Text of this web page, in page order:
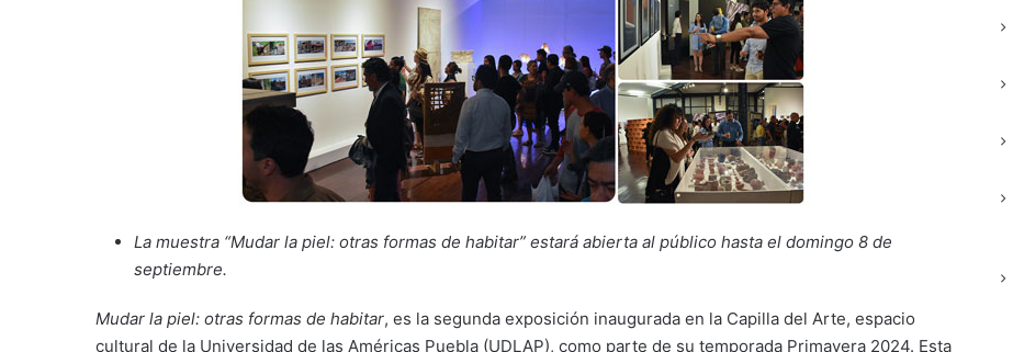
La muestra “Mudar la piel: otras formas de habitar” estará abierta al público hasta el domingo 8 de
septiembre.
Mudar la piel: otras formas de habitar, es la segunda exposición inaugurada en la Capilla del Arte, espacio
cultural de la Universidad de las Américas Puebla (UDLAP), como parte de su temporada Primavera 2024. Esta